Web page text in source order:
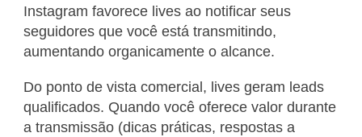
Instagram favorece lives ao notificar seus
seguidores que você está transmitindo,
aumentando organicamente o alcance.
Do ponto de vista comercial, lives geram leads
qualificados. Quando você oferece valor durante
a transmissão (dicas práticas, respostas a